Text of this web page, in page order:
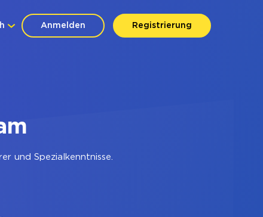
Anmelden Registrierung
und Spezialkenntnisse.